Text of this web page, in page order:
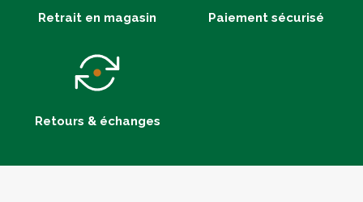
Retrait en magasin Paiement sécurisé
Retours & échanges